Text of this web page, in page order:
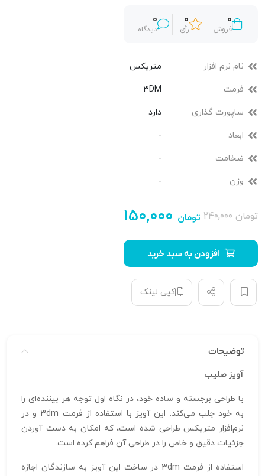
0
فروش
0
رأی
0
دیدگاه
نام نرم افزار متریکس
فرمت 3DM
ساپورت گذاری دارد
ابعاد -
ضخامت -
وزن -
۲۴۰,۰۰۰تومان ۱۵۰,۰۰۰ تومان
افزودن به سبد خرید
کپی لینک
توضیحات
آویز صلیب
با طراحی برجسته و ساده خود، در نگاه اول توجه هر بیننده‌ای را
به خود جلب می‌کند. این آویز با استفاده از فرمت 3dm و در
نرم‌افزار متریکس طراحی شده است، که امکان به دست آوردن
جزئیات دقیق و خاص را در طراحی آن فراهم کرده است.
استفاده از فرمت 3dm در ساخت این آویز به سازندگان اجازه